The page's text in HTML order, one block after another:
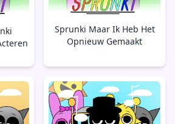
Sprunki Maar Ik Heb Het
Opnieuw Gemaakt